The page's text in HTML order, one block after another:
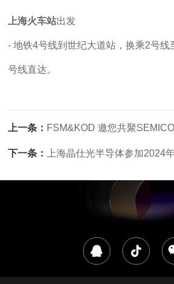
上海火车站出发
- 地铁4号线到世纪大道站，换乘2号线
号线直达。
上一条： FSM&KOD 邀您共聚SEMICON
下一条：上海晶仕光半导体参加2024年